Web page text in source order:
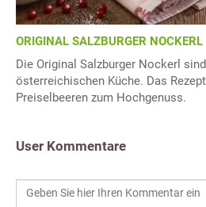
ORIGINAL SALZBURGER NOCKERL
Die Original Salzburger Nockerl
österreichischen Küche. Das
Preiselbeeren zum Hochgenuss.
User Kommentare